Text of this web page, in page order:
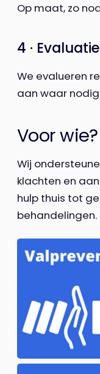
Op maat, zo
4 · Evaluatie
We evalueren
aan waar
Voor wie?
Wij
klachten en
hulp thuis tot
behandelingen.